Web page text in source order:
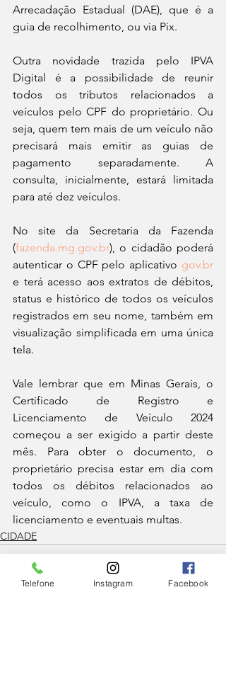
Arrecadação Estadual (DAE), que é a
guia de recolhimento, ou via Pix.
Outra novidade trazida pelo IPVA
Digital é a possibilidade de reunir
todos os tributos relacionados a
veículos pelo CPF do proprietário. Ou
seja, quem tem mais de um veículo não
precisará mais emitir as guias de
pagamento separadamente. A
consulta, inicialmente, estará limitada
para até dez veículos.
No site da Secretaria da Fazenda
(fazenda.mg.gov.br), o cidadão poderá
autenticar o CPF pelo aplicativo gov.br
e terá acesso aos extratos de débitos,
status e histórico de todos os veículos
registrados em seu nome, também em
visualização simplificada em uma única
tela.
Vale lembrar que em Minas Gerais, o
Certificado de Registro e
Licenciamento de Veículo 2024
começou a ser exigido a partir deste
mês. Para obter o documento, o
proprietário precisa estar em dia com
todos os débitos relacionados ao
veículo, como o IPVA, a taxa de
licenciamento e eventuais multas.
CIDADE
Telefone Instagram Facebook